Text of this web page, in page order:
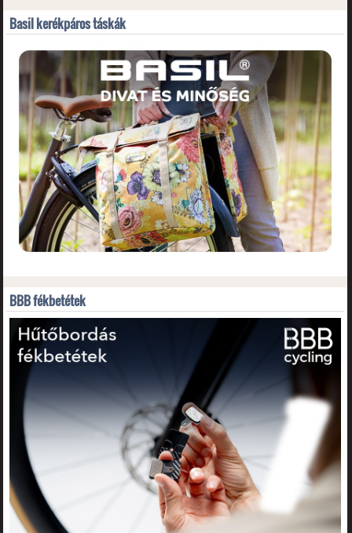
Basil kerékpáros táskák
BBB fékbetétek